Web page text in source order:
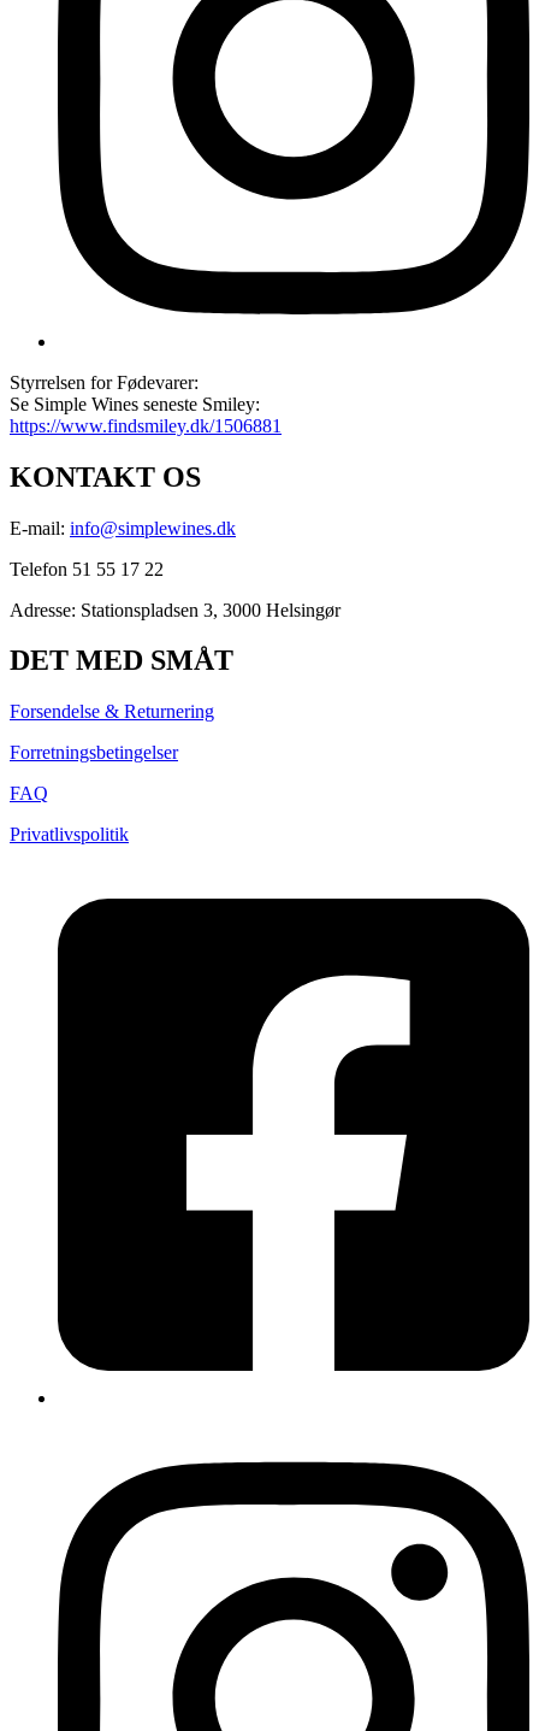
Styrrelsen for Fødevarer:
Se Simple Wines seneste Smiley:
https://www.findsmiley.dk/1506881
KONTAKT OS
E-mail: info@simplewines.dk
Telefon 51 55 17 22
Adresse: Stationspladsen 3, 3000 Helsingør
DET MED SMÅT
Forsendelse & Returnering
Forretningsbetingelser
FAQ
Privatlivspolitik